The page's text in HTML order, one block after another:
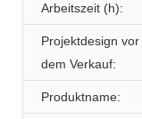
Arbeitszeit (h):
Projektdesign vor
dem Verkauf:
Produktname: